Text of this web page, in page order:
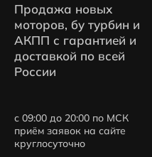
Продажа новых
моторов, бу турбин и
АКПП с гарантией и
доставкой по всей
России
с 09:00 до 20:00 по МСК
приём заявок на сайте
круглосуточно